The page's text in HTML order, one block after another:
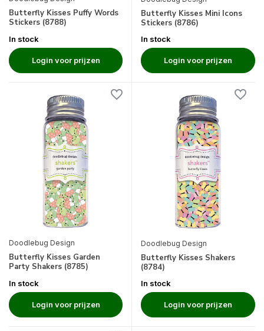
Butterfly Kisses Puffy Words
Stickers (8788)
In stock
Login voor prijzen
Butterfly Kisses Mini Icons
Stickers (8786)
In stock
Login voor prijzen
Doodlebug Design
Butterfly Kisses Garden
Party Shakers (8785)
In stock
Login voor prijzen
Doodlebug Design
Butterfly Kisses Shakers
(8784)
In stock
Login voor prijzen